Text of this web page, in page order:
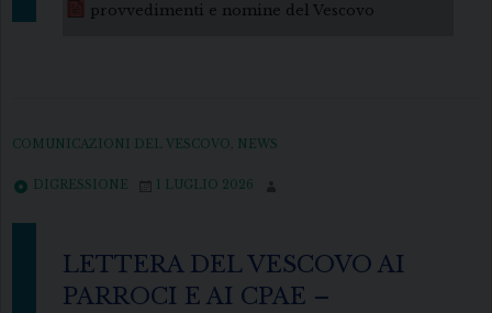
provvedimenti e nomine del Vescovo
COMUNICAZIONI DEL VESCOVO NEWS
DIGRESSIONE 1 LUGLIO 2026
LETTERA DEL VESCOVO AI
PARROCI E AI CPAE –